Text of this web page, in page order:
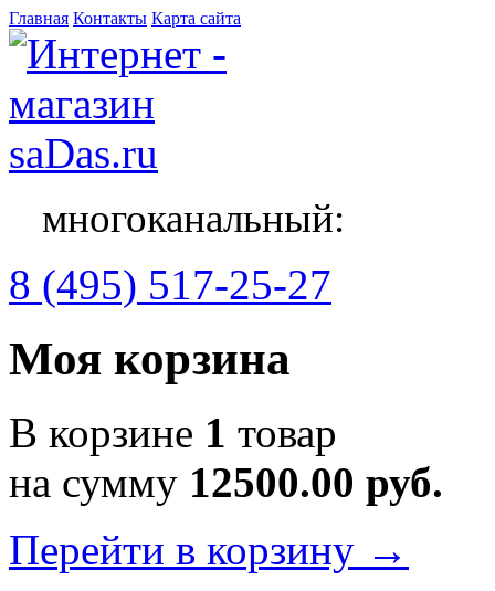
Главная Контакты Карта сайта
многоканальный:
8 (495) 517-25-27
Моя корзина
В корзине 1 товар
на сумму 12500.00 руб.
Перейти в корзину →